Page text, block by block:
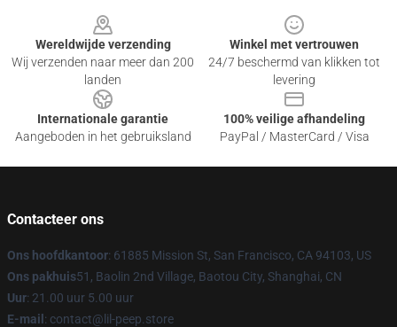
Wereldwijde verzending
Wij verzenden naar meer dan 200
landen
Winkel met vertrouwen
24/7 beschermd van klikken tot
levering
Internationale garantie
Aangeboden in het gebruiksland
100% veilige afhandeling
PayPal / MasterCard / Visa
Contacteer ons
Ons hoofdkantoor: 61885 Mission St, San Francisco, CA 94103, US
Ons pakhuis51, Baolin 2nd Village, Baotou City, Shanghai, CN
Uur: 21.00 uur 5.00 uur
E-mail : contact@lil-peep.store